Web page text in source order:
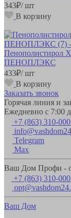
343₽/ шт
В корзину
Пенополистирол
ПЕНОПЛЭКС
433₽/ шт
В корзину
Заказать звонок
Горячая линия и
Ежедневно с 7:00
+7 (863) 310-
Telegram
Max
Ваш Дом Профи -
+7 (863) 310-
Ваш Дом